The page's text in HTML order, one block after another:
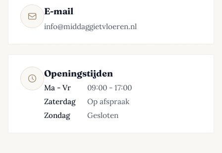
E-mail
info@middaggietvloeren.nl
Openingstijden
Ma - Vr
09:00 - 17:00
Zaterdag
Op afspraak
Zondag
Gesloten